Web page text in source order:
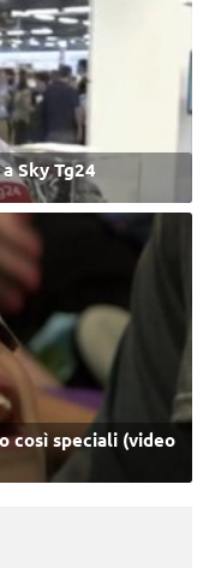
Sky Tg24
così speciali (video